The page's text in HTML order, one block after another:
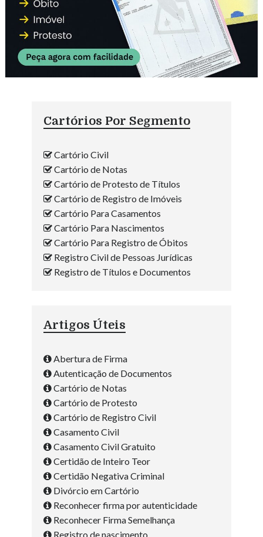
Cartórios Por Segmento
Cartório Civil
Cartório de Notas
Cartório de Protesto de Títulos
Cartório de Registro de Imóveis
Cartório Para Casamentos
Cartório Para Nascimentos
Cartório Para Registro de Óbitos
Registro Civil de Pessoas Jurídicas
Registro de Títulos e Documentos
Artigos Úteis
Abertura de Firma
Autenticação de Documentos
Cartório de Notas
Cartório de Protesto
Cartório de Registro Civil
Casamento Civil
Casamento Civil Gratuito
Certidão de Inteiro Teor
Certidão Negativa Criminal
Divórcio em Cartório
Reconhecer firma por autenticidade
Reconhecer Firma Semelhança
Registro de nascimento